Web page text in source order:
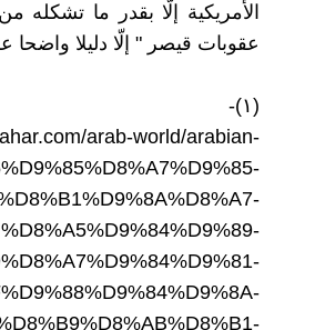
الأمريكية إلّا بقدر ما
عقوبات قيصر " إلّا دليلا واضحا
(١)-
arab-world/arabian-
%D8%A5%D9%84%D9%89-